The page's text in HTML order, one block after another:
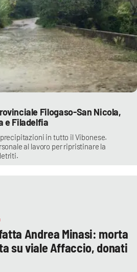
Filogaso-San Nicola,
e Filadelfia
in tutto il Vibonese.
al lavoro per ripristinare la
Andrea Minasi: morta
su viale Affaccio, donati